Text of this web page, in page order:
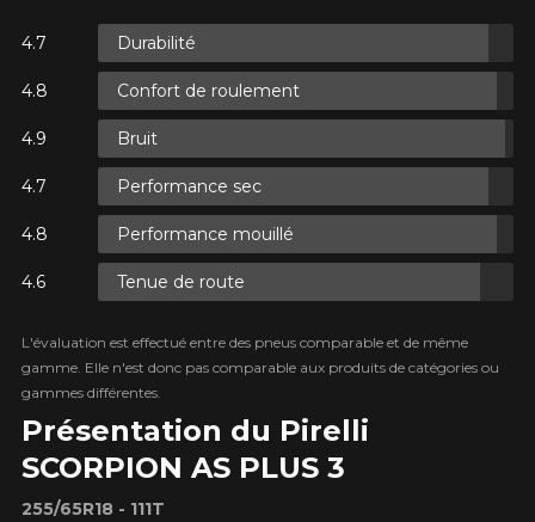
Présentation du Pirelli
SCORPION AS PLUS 3
255/65R18 - 111T
Durabilité
Confort de roulement
Bruit
Performance sec
Performance mouillé
Tenue de route
L'évaluation est effectué entre des pneus comparable et de même
gamme. Elle n'est donc pas comparable aux produits de catégories ou
gammes différentes.